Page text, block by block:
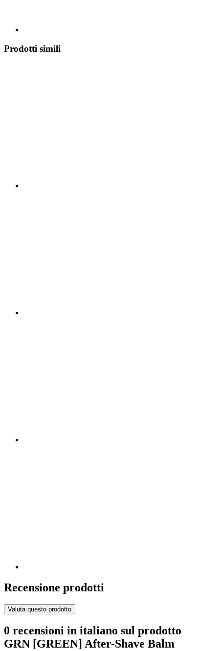
Prodotti simili
Recensione prodotti
Valuta questo prodotto
0 recensioni in italiano sul prodotto
GRN [GREEN] After-Shave Balm